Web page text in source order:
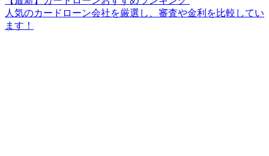
人気のカードローン会社を厳選し、審査や金利を比較してい
ます！